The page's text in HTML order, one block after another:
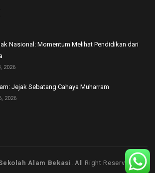
Nasional: Momentum Melihat Pendidikan dari
2026
Jejak Sebatang Cahaya Muharram
2026
Alam Bekasi . All Right Reserved.